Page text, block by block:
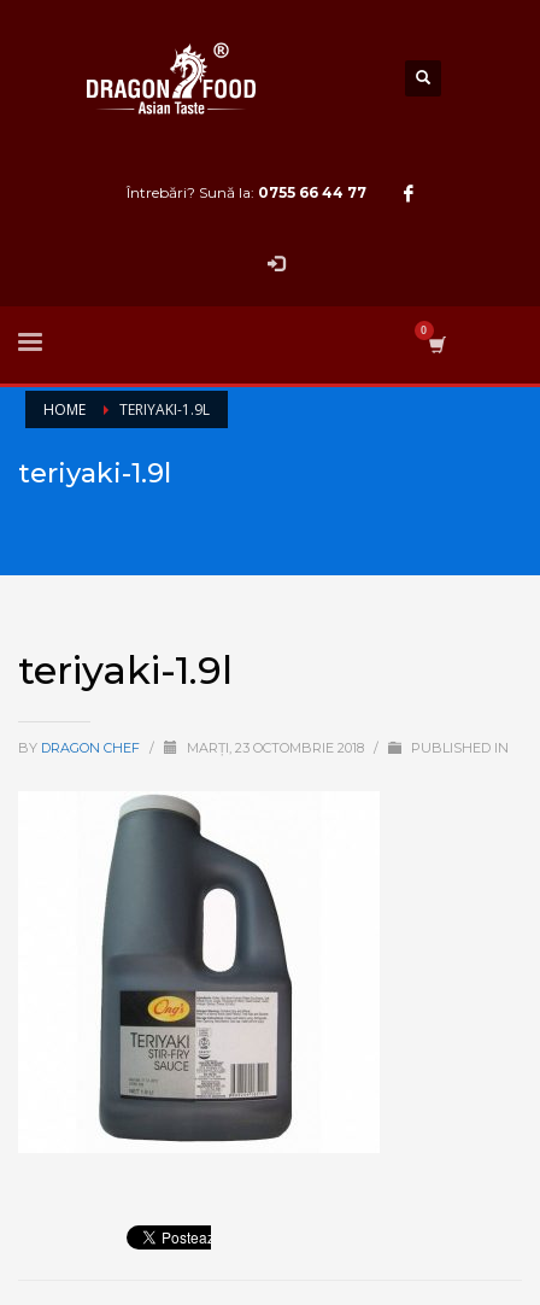
Întrebări? Sună la: 0755 66 44 77
HOME TERIYAKI-1.9L
teriyaki-1.9l
teriyaki-1.9l
BY DRAGON CHEF / MARȚI, 23 OCTOMBRIE 2018 / PUBLISHED IN